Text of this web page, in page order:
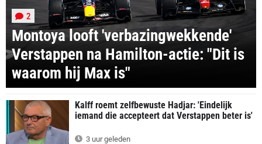
Montoya looft 'verbazingwekkende'
Verstappen na Hamilton-actie: "Dit is
waarom hij Max is"
2
Kalff roemt zelfbewuste Hadjar: 'Eindelijk
iemand die accepteert dat Verstappen beter is'
3 uur geleden